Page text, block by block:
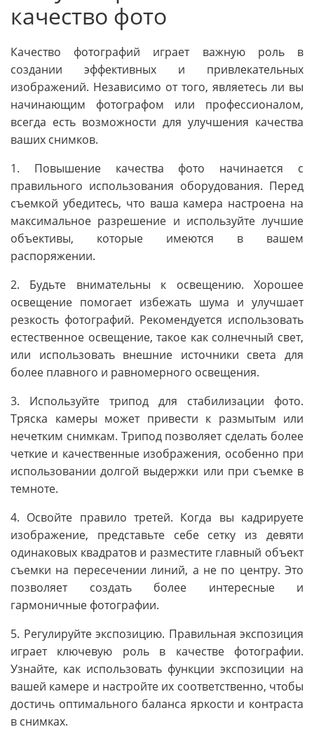
качество фото
Качество фотографий играет важную роль в
создании эффективных и привлекательных
изображений. Независимо от того, являетесь ли вы
начинающим фотографом или профессионалом,
всегда есть возможности для улучшения качества
ваших снимков.
1. Повышение качества фото начинается с
правильного использования оборудования. Перед
съемкой убедитесь, что ваша камера настроена на
максимальное разрешение и используйте лучшие
объективы, которые имеются в вашем
распоряжении.
2. Будьте внимательны к освещению. Хорошее
освещение помогает избежать шума и улучшает
резкость фотографий. Рекомендуется использовать
естественное освещение, такое как солнечный свет,
или использовать внешние источники света для
более плавного и равномерного освещения.
3. Используйте трипод для стабилизации фото.
Тряска камеры может привести к размытым или
нечетким снимкам. Трипод позволяет сделать более
четкие и качественные изображения, особенно при
использовании долгой выдержки или при съемке в
темноте.
4. Освойте правило третей. Когда вы кадрируете
изображение, представьте себе сетку из девяти
одинаковых квадратов и разместите главный объект
съемки на пересечении линий, а не по центру. Это
позволяет создать более интересные и
гармоничные фотографии.
5. Регулируйте экспозицию. Правильная экспозиция
играет ключевую роль в качестве фотографии.
Узнайте, как использовать функции экспозиции на
вашей камере и настройте их соответственно, чтобы
достичь оптимального баланса яркости и контраста
в снимках.